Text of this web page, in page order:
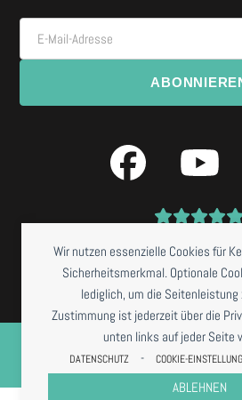
Wir nutzen essenzielle Cookies für
Sicherheitsmerkmal. Optionale
lediglich, um die Seitenleistung
Zustimmung ist jederzeit über die
unten links auf jeder Seite
DATENSCHUTZ - COOKIE-
ABLEHNEN
E-Mail-Adresse
NISSIS KUNSTKANTINE2026
VORBESTELLUNG
IMPRESSUMDATENSCHUTZ